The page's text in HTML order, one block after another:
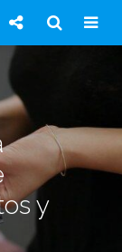
y